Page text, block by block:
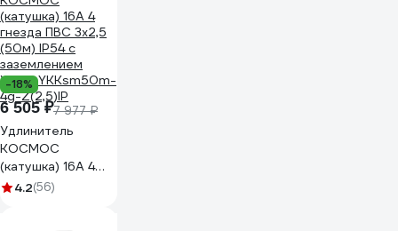
-18%
6 505 ₽7 977 ₽
Удлинитель
КОСМОС
(катушка) 16А 4
гнезда ПВС 3х2,5
4.2(56)